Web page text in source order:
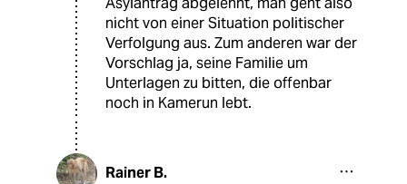
nicht von einer Situation politischer
Verfolgung aus. Zum anderen war der
Vorschlag ja, seine Familie um
Unterlagen zu bitten, die offenbar
noch in Kamerun lebt.
Rainer B.